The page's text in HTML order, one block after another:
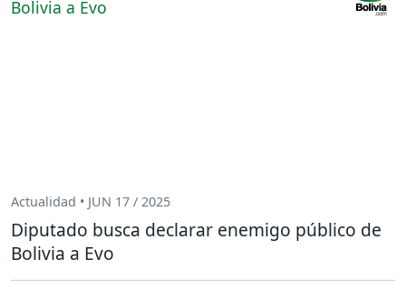
Actualidad • JUN 17 / 2025
Diputado busca declarar enemigo público de
Bolivia a Evo